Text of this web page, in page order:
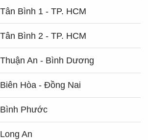
Bình 1 - TP. HCM
Bình 2 - TP. HCM
An - Bình Dương
Hòa - Đồng Nai
Phước
An